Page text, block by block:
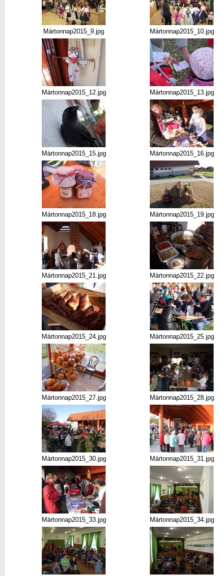
Mártonnap2015_9.jpg Mártonnap2015_10.jpg
Mártonnap2015_12.jpg Mártonnap2015_13.jpg
Mártonnap2015_15.jpg Mártonnap2015_16.jpg
Mártonnap2015_18.jpg Mártonnap2015_19.jpg
Mártonnap2015_21.jpg Mártonnap2015_22.jpg
Mártonnap2015_24.jpg Mártonnap2015_25.jpg
Mártonnap2015_27.jpg Mártonnap2015_28.jpg
Mártonnap2015_30.jpg Mártonnap2015_31.jpg
Mártonnap2015_33.jpg Mártonnap2015_34.jpg